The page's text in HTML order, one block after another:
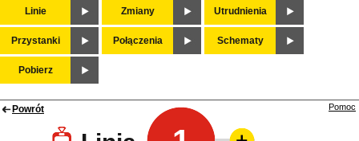
Linie Zmiany Utrudnienia
Przystanki Połączenia Schematy
Pobierz
Powrót Pomoc